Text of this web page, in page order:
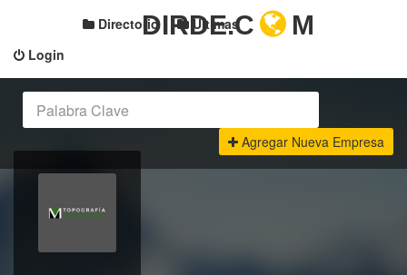
Login
Directorio Últimas
DIRDE.C M
Agregar Nueva Empresa